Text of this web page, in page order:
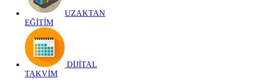
UZAKTAN
EĞİTİM
DİJİTAL
TAKVİM